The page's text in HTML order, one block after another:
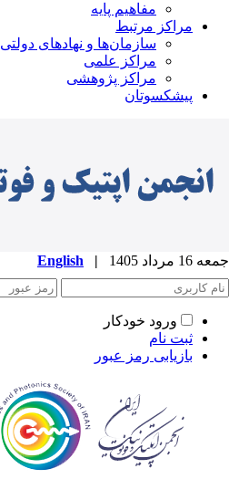
مفاهیم پایه
مراکز مرتبط
سازمان‌ها و نهادهای دولتی
مراکز علمی
مراکز پژوهشی
پیشکسوتان
جمعه 16 مرداد 1405 |
English
ورود خودکار
ثبت نام
بازیابی رمز عبور